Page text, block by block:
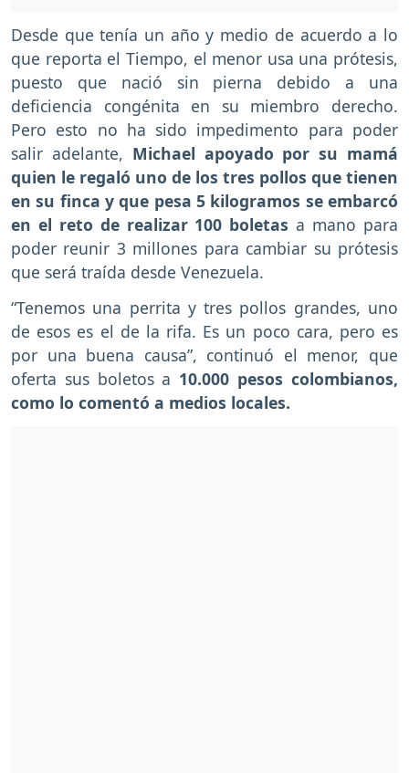
Desde que tenía un año y medio de acuerdo a lo
que reporta el Tiempo, el menor usa una prótesis,
puesto que nació sin pierna debido a una
deficiencia congénita en su miembro derecho.
Pero esto no ha sido impedimento para poder
salir adelante, Michael apoyado por su mamá
quien le regaló uno de los tres pollos que tienen
en su finca y que pesa 5 kilogramos se embarcó
en el reto de realizar 100 boletas a mano para
poder reunir 3 millones para cambiar su prótesis
que será traída desde Venezuela.
“Tenemos una perrita y tres pollos grandes, uno
de esos es el de la rifa. Es un poco cara, pero es
por una buena causa”, continuó el menor, que
oferta sus boletos a 10.000 pesos colombianos,
como lo comentó a medios locales.